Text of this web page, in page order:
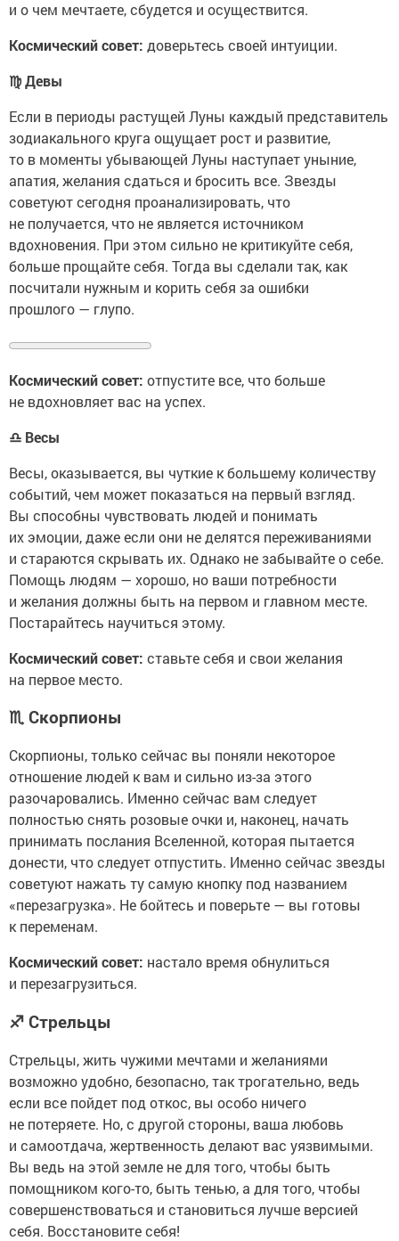
и о чем мечтаете, сбудется и осуществится.
Космический совет: доверьтесь своей интуиции.
♍Девы
Если в периоды растущей Луны каждый представитель
зодиакального круга ощущает рост и развитие,
то в моменты убывающей Луны наступает уныние,
апатия, желания сдаться и бросить все. Звезды
советуют сегодня проанализировать, что
не получается, что не является источником
вдохновения. При этом сильно не критикуйте себя,
больше прощайте себя. Тогда вы сделали так, как
посчитали нужным и корить себя за ошибки
прошлого — глупо.
Космический совет: отпустите все, что больше
не вдохновляет вас на успех.
♎ Весы
Весы, оказывается, вы чуткие к большему количеству
событий, чем может показаться на первый взгляд.
Вы способны чувствовать людей и понимать
их эмоции, даже если они не делятся переживаниями
и стараются скрывать их. Однако не забывайте о себе.
Помощь людям — хорошо, но ваши потребности
и желания должны быть на первом и главном месте.
Постарайтесь научиться этому.
Космический совет: ставьте себя и свои желания
на первое место.
♏ Скорпионы
Скорпионы, только сейчас вы поняли некоторое
отношение людей к вам и сильно из-за этого
разочаровались. Именно сейчас вам следует
полностью снять розовые очки и, наконец, начать
принимать послания Вселенной, которая пытается
донести, что следует отпустить. Именно сейчас звезды
советуют нажать ту самую кнопку под названием
«перезагрузка». Не бойтесь и поверьте — вы готовы
к переменам.
Космический совет: настало время обнулиться
и перезагрузиться.
♐ Стрельцы
Стрельцы, жить чужими мечтами и желаниями
возможно удобно, безопасно, так трогательно, ведь
если все пойдет под откос, вы особо ничего
не потеряете. Но, с другой стороны, ваша любовь
и самоотдача, жертвенность делают вас уязвимыми.
Вы ведь на этой земле не для того, чтобы быть
помощником кого-то, быть тенью, а для того, чтобы
совершенствоваться и становиться лучше версией
себя. Восстановите себя!